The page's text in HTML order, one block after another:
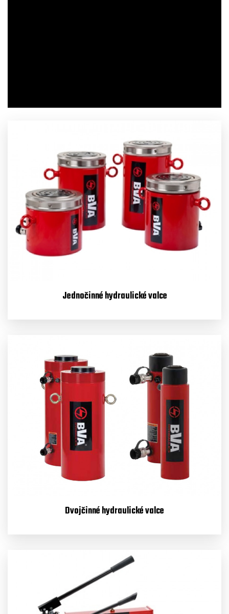
Pre zobrazenie videa povoľte cookies (marketing).
Nastaviť cookies
Jednočinné hydraulické valce
Dvojčinné hydraulické valce